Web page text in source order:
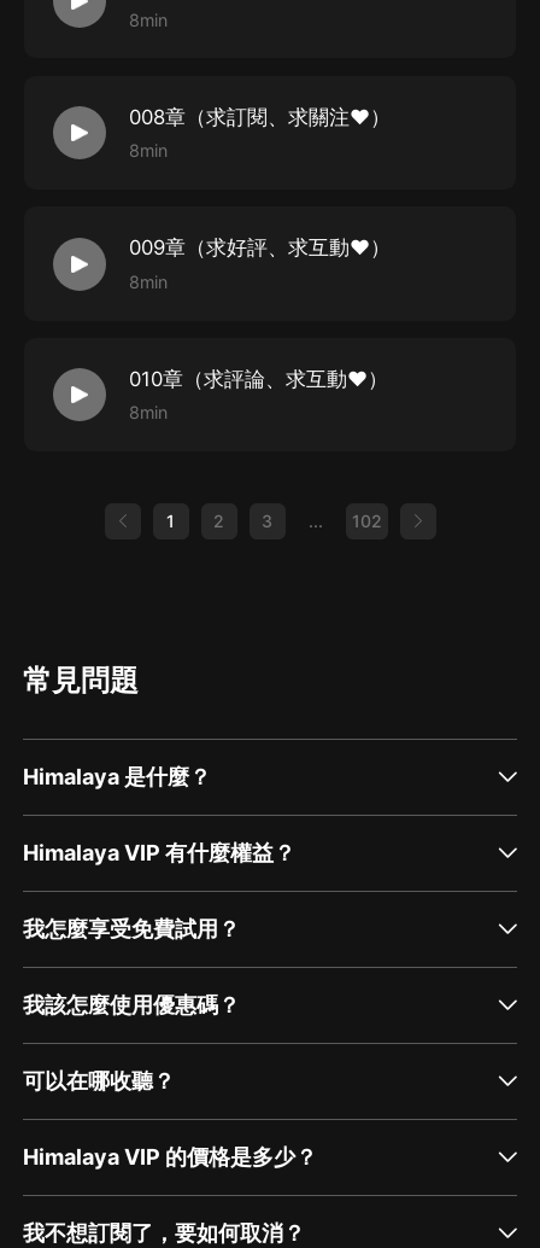
8min
008章（求訂閱、求關注♥）
8min
009章（求好評、求互動♥）
8min
010章（求評論、求互動♥）
8min
1 2 3 ... 102
常見問題
Himalaya 是什麼？
Himalaya VIP 有什麼權益？
我怎麼享受免費試用？
我該怎麼使用優惠碼？
可以在哪收聽？
Himalaya VIP 的價格是多少？
我不想訂閱了，要如何取消？